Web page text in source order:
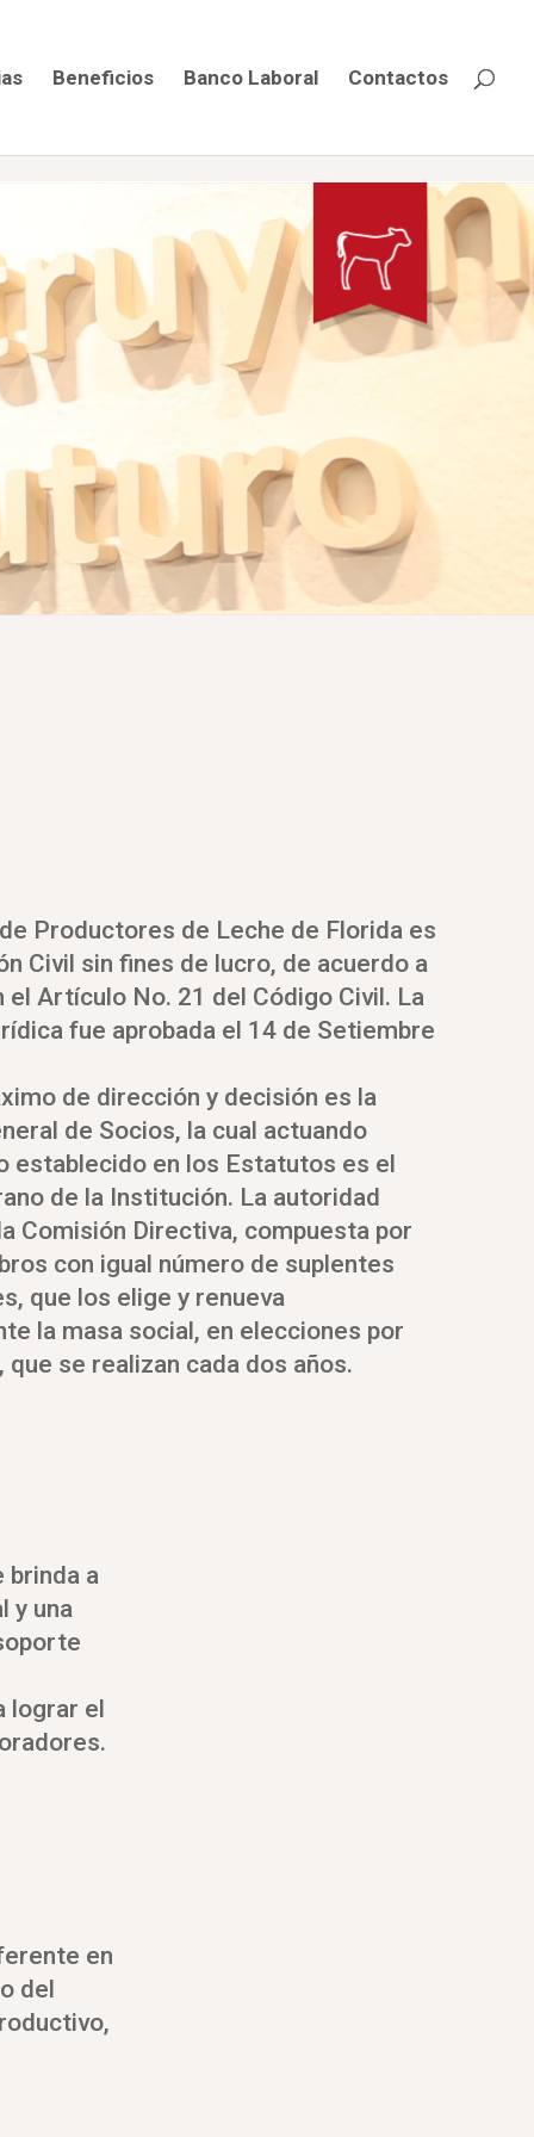
Beneficios Banco Laboral Contactos
Productores de Leche de Florida es
Civil sin fines de lucro, de acuerdo a
el Artículo No. 21 del Código Civil. La
fue aprobada el 14 de Setiembre
de dirección y decisión es la
de Socios, la cual actuando
establecido en los Estatutos es el
de la Institución. La autoridad
Comisión Directiva, compuesta por
con igual número de suplentes
que los elige y renueva
la masa social, en elecciones por
se realizan cada dos años.
brinda a
y una
lograr el
en
del